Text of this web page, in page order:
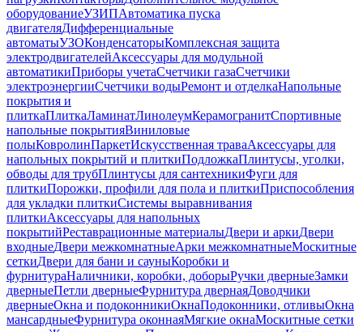
оборудованиеУЗИПАвтоматика пуска
двигателяДифференциальные
автоматыУЗОКонденсаторыКомплексная защита
электродвигателейАксессуары для модульной
автоматикиПриборы учетаСчетчики газаСчетчики
электроэнергииСчетчики водыРемонт и отделкаНапольные
покрытия и
плиткаПлиткаЛаминатЛинолеумКерамогранитСпортивные
напольные покрытияВиниловые
полыКовролинПаркетИскусственная траваАксессуары для
напольных покрытий и плиткиПодложкаПлинтусы, уголки,
обводы для трубПлинтусы для сантехникиФуги для
плиткиПорожки, профили для пола и плиткиПриспособления
для укладки плиткиСистемы выравнивания
плиткиАксессуары для напольных
покрытийРеставрационные материалыДвери и аркиДвери
входныеДвери межкомнатныеАрки межкомнатныеМоскитные
сеткиДвери для бани и сауныКоробки и
фурнитураНаличники, коробки, доборыРучки дверныеЗамки
дверныеПетли дверныеФурнитура двернаяДоводчики
дверныеОкна и подоконникиОкнаПодоконники, отливыОкна
мансардныеФурнитура оконнаяМягкие окнаМоскитные сетки